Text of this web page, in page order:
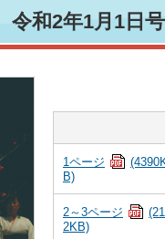
令和2年1月1日
1ページ
B)
2～3ページ
2KB)